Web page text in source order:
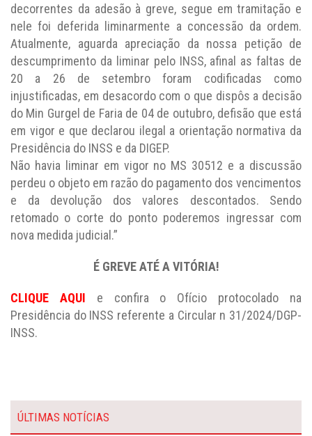
decorrentes da adesão à greve, segue em tramitação e
nele foi deferida liminarmente a concessão da ordem.
Atualmente, aguarda apreciação da nossa petição de
descumprimento da liminar pelo INSS, afinal as faltas de
20 a 26 de setembro foram codificadas como
injustificadas, em desacordo com o que dispôs a decisão
do Min Gurgel de Faria de 04 de outubro, defisão que está
em vigor e que declarou ilegal a orientação normativa da
Presidência do INSS e da DIGEP.
Não havia liminar em vigor no MS 30512 e a discussão
perdeu o objeto em razão do pagamento dos vencimentos
e da devolução dos valores descontados. Sendo
retomado o corte do ponto poderemos ingressar com
nova medida judicial.”
É GREVE ATÉ A VITÓRIA!
CLIQUE AQUI
e confira o Ofício protocolado na
Presidência do INSS referente a Circular n 31/2024/DGP-
INSS.
ÚLTIMAS NOTÍCIAS